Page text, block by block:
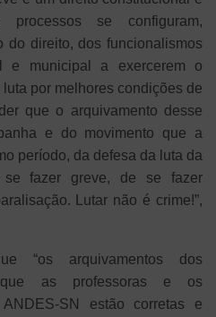
processos se configuram,
do direito, dos funcionalismos
e municipal a exercerem o
por melhores condições de
que o arquivamento desse
e do movimento que a
período, da defesa da luta da
fazer greve, de se fazer
Lutar não é crime!”,
“os arquivamentos dos
que as professoras e os
SN estão corretas e